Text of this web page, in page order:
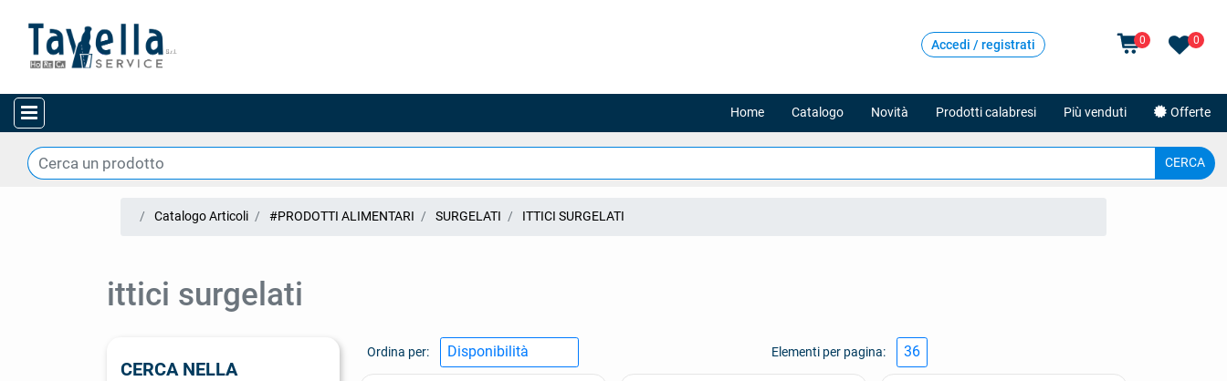
Accedi / registrati 0 0
Open menu Home Catalogo Novità Prodotti calabresi Più venduti Offerte
Catalogo Articoli #PRODOTTI ALIMENTARI SURGELATI ITTICI SURGELATI
ittici surgelati
CERCA NELLA
Ordina per: Elementi per pagina: